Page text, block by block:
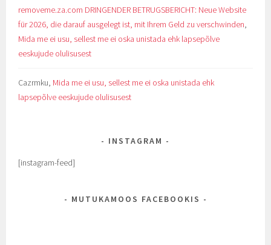
removeme.za.com DRINGENDER BETRUGSBERICHT: Neue Website
für 2026, die darauf ausgelegt ist, mit Ihrem Geld zu verschwinden,
Mida me ei usu, sellest me ei oska unistada ehk lapsepõlve
eeskujude olulisusest
Cazrmku, Mida me ei usu, sellest me ei oska unistada ehk
lapsepõlve eeskujude olulisusest
INSTAGRAM
[instagram-feed]
MUTUKAMOOS FACEBOOKIS